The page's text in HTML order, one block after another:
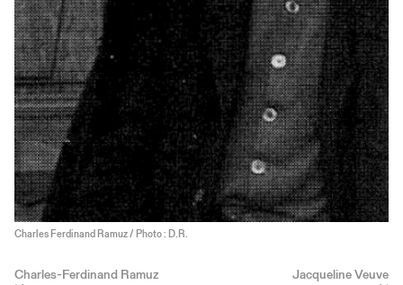
Charles Ferdinand Ramuz / Photo : D.R.
Charles-Ferdinand Ramuz Jacqueline Veuve